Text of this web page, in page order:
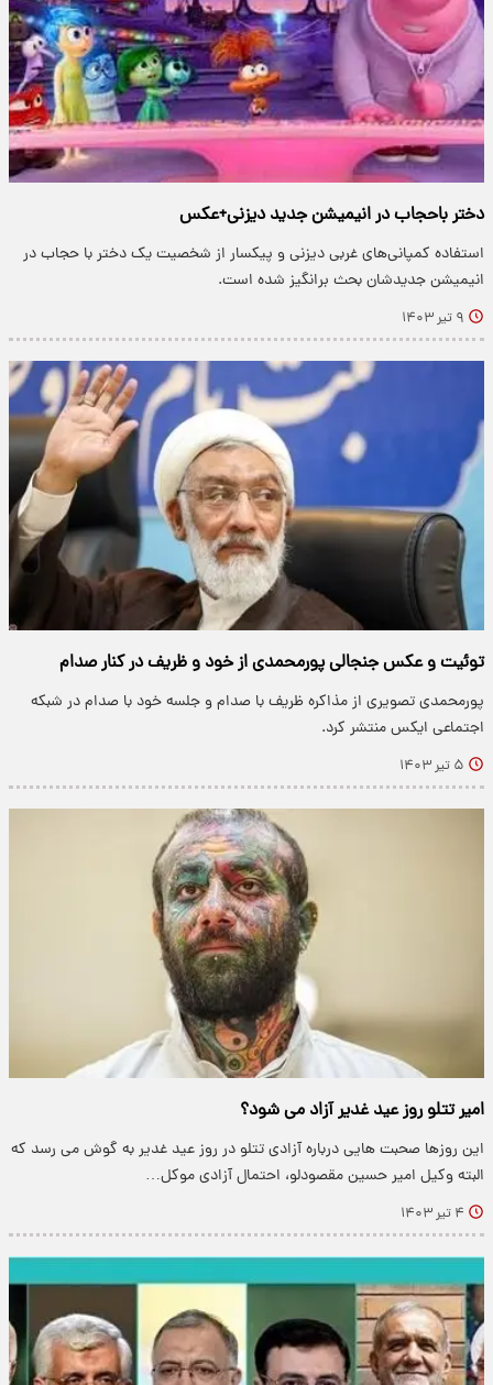
دختر باحجاب در انیمیشن جدید دیزنی+عکس
استفاده کمپانی‌های غربی دیزنی و پیکسار از شخصیت یک دختر با حجاب در
انیمیشن جدیدشان بحث برانگیز شده است.
۹ تیر ۱۴۰۳
توئیت و عکس جنجالی پورمحمدی از خود و ظریف در کنار صدام
پورمحمدی تصویری از مذاکره ظریف با صدام و جلسه خود با صدام در شبکه
اجتماعی ایکس منتشر کرد.
۵ تیر ۱۴۰۳
امیر تتلو روز عید غدیر آزاد می شود؟
این روزها صحبت هایی درباره آزادی تتلو در روز عید غدیر به گوش می رسد که
البته وکیل امیر حسین مقصودلو، احتمال آزادی موکل…
۴ تیر ۱۴۰۳